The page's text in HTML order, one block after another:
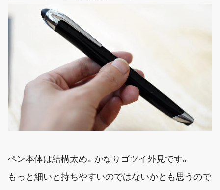
ペン本体は結構太め。かなりゴツイ外見です。
もっと細いと持ちやすいのではないかとも思うので